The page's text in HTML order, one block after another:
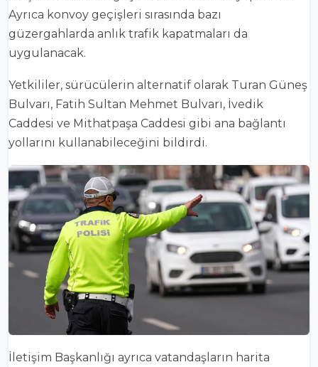
Ayrıca konvoy geçişleri sırasında bazı
güzergahlarda anlık trafik kapatmaları da
uygulanacak.
Yetkililer, sürücülerin alternatif olarak Turan Güneş
Bulvarı, Fatih Sultan Mehmet Bulvarı, İvedik
Caddesi ve Mithatpaşa Caddesi gibi ana bağlantı
yollarını kullanabileceğini bildirdi.
İletişim Başkanlığı ayrıca vatandaşların harita